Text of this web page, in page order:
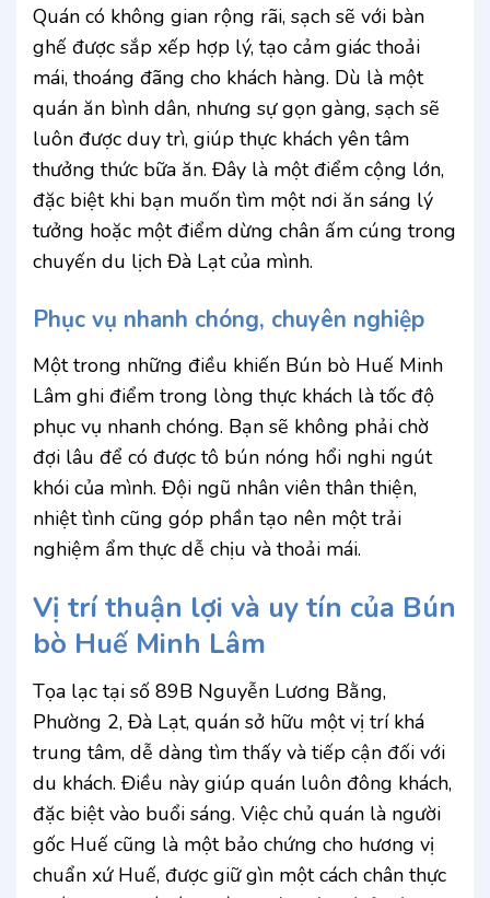
Quán có không gian rộng rãi, sạch sẽ với bàn
ghế được sắp xếp hợp lý, tạo cảm giác thoải
mái, thoáng đãng cho khách hàng. Dù là một
quán ăn bình dân, nhưng sự gọn gàng, sạch sẽ
luôn được duy trì, giúp thực khách yên tâm
thưởng thức bữa ăn. Đây là một điểm cộng lớn,
đặc biệt khi bạn muốn tìm một nơi ăn sáng lý
tưởng hoặc một điểm dừng chân ấm cúng trong
chuyến du lịch Đà Lạt của mình.
Phục vụ nhanh chóng, chuyên nghiệp
Một trong những điều khiến Bún bò Huế Minh
Lâm ghi điểm trong lòng thực khách là tốc độ
phục vụ nhanh chóng. Bạn sẽ không phải chờ
đợi lâu để có được tô bún nóng hổi nghi ngút
khói của mình. Đội ngũ nhân viên thân thiện,
nhiệt tình cũng góp phần tạo nên một trải
nghiệm ẩm thực dễ chịu và thoải mái.
Vị trí thuận lợi và uy tín của Bún
bò Huế Minh Lâm
Tọa lạc tại số 89B Nguyễn Lương Bằng,
Phường 2, Đà Lạt, quán sở hữu một vị trí khá
trung tâm, dễ dàng tìm thấy và tiếp cận đối với
du khách. Điều này giúp quán luôn đông khách,
đặc biệt vào buổi sáng. Việc chủ quán là người
gốc Huế cũng là một bảo chứng cho hương vị
chuẩn xứ Huế, được giữ gìn một cách chân thực